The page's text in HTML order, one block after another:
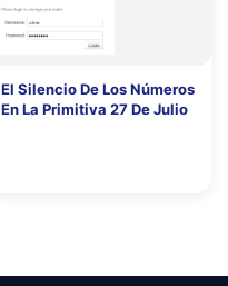
El Silencio De Los Números
En La Primitiva 27 De Julio